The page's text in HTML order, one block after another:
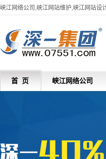
峡江网络公司,峡江网站维护,峡江网站设
首 页 峡江网络公司